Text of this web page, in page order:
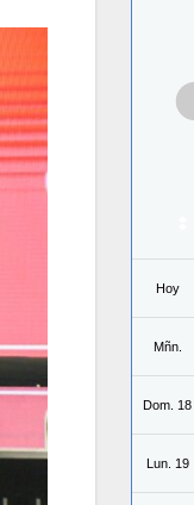
Hoy
Mñn.
Dom. 18
Lun. 19